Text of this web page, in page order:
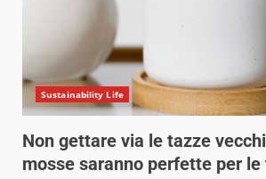
Sustainability Life
Non gettare via le tazze
mosse saranno perfette per